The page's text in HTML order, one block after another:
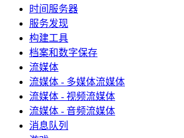
时间服务器
服务发现
构建工具
档案和数字保存
流媒体
流媒体 - 多媒体流媒体
流媒体 - 视频流媒体
流媒体 - 音频流媒体
消息队列